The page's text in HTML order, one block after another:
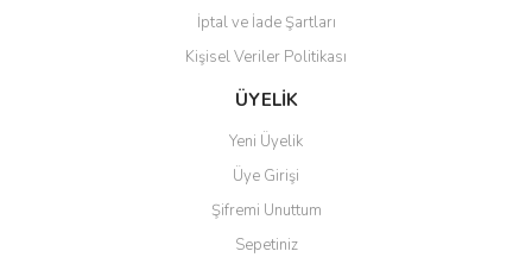
İptal ve İade Şartları
Kişisel Veriler Politikası
ÜYELİK
Yeni Üyelik
Üye Girişi
Şifremi Unuttum
Sepetiniz